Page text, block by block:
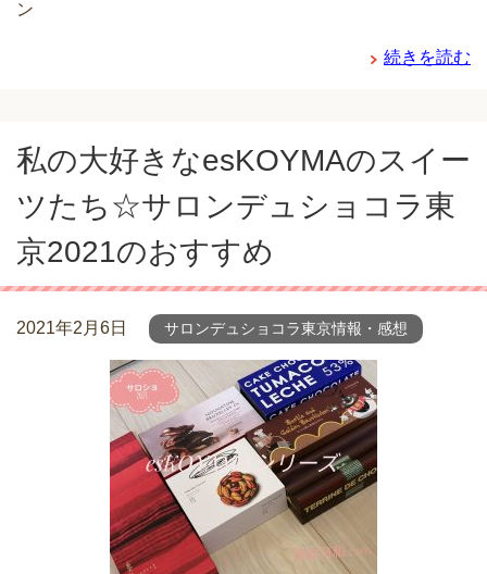
ン
続きを読む
私の大好きなesKOYMAのスイー
ツたち☆サロンデュショコラ東
京2021のおすすめ
2021年2月6日 サロンデュショコラ東京情報・感想